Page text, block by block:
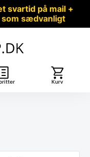
svartid på mail +
sædvanligt
Kurv